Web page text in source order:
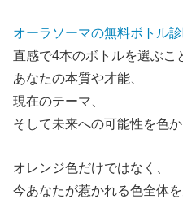
オーラソーマの無料ボトル
直感で4本のボトルを選ぶこ
あなたの本質や才能、
現在のテーマ、
そして未来への可能性を色
オレンジ色だけではなく、
今あなたが惹かれる色全体を